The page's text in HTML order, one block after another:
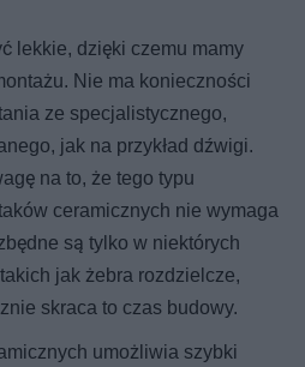
lekkie, dzięki czemu mamy
Nie ma konieczności
ze specjalistycznego,
jak na przykład dźwigi.
na to, że tego typu
ceramicznych nie wymaga
są tylko w niektórych
jak żebra rozdzielcze,
skraca to czas budowy.
umożliwia szybki